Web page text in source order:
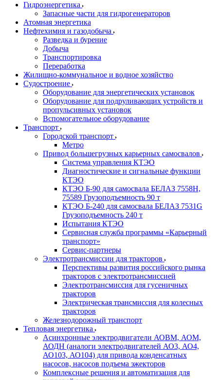
Гидроэнергетика
Запасные части для гидрогенераторов
Атомная энергетика
Нефтехимия и газодобыча
Разведка и бурение
Добыча
Транспортировка
Переработка
Жилищно-коммунальное и водное хозяйство
Судостроение
Оборудование для энергетических установок
Оборудование для подруливающих устройств и
пропульсивных установок
Вспомогательное оборудование
Транспорт
Городской транспорт
Метро
Привод большегрузных карьерных самосвалов
Система управления КТЭО
Диагностические и сигнальные функции
КТЭО
КТЭО Б-90 для самосвала БЕЛАЗ 7558H,
75589 Грузоподъемность 90 т
КТЭО Б-240 для самосвала БЕЛАЗ 7531G
Грузоподъемность 240 т
Испытания КТЭО
Сервисная служба программы «Карьерный
транспорт»
Сервис-партнеры
Электротрансмиссии для тракторов
Перспективы развития российского рынка
тракторов с электротрансмиссией
Электротрансмиссия для гусеничных
тракторов
Электрическая трансмиссия для колесных
тракторов
Железнодорожный транспорт
Тепловая энергетика
Асинхронные электродвигатели АОВМ, АОМ,
АОДН (аналоги электродвигателей АО3, АО4,
АО103, АО104) для привода конденсатных
насосов, насосов подъема эжекторов
Комплексные решения и автоматизация для